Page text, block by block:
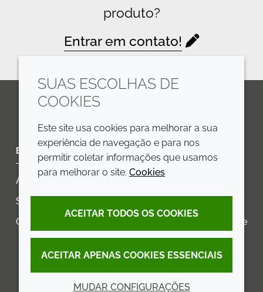
produto?
Entrar em contato!
LinkedInYoutubeLine
EMPRESA
Annual Report
Sustainability Report
Croda.com
LEGAL
Termos e condições
Declaração de Acessibilidade
SUAS ESCOLHAS DE
COOKIES
Este site usa cookies para melhorar a sua
experiência de navegação e para nos
permitir coletar informações que usamos
para melhorar o site. Cookies
ACEITAR TODOS OS COOKIES
ACEITAR APENAS COOKIES ESSENCIAIS
MUDAR CONFIGURAÇÕES